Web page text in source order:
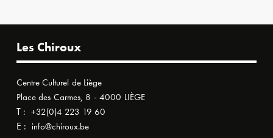
Les Chiroux
Centre Culturel de Liège
Place des Carmes, 8 - 4000 LIÈGE
T : +32(0)4 223 19 60
E : info@chiroux.be